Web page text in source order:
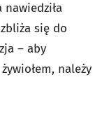
się do
– aby
należy